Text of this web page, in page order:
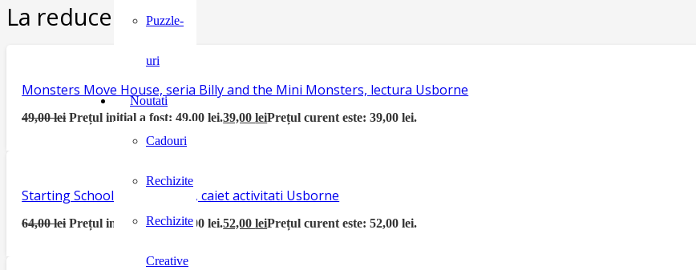
Puzzle-
uri
Noutati
Cadouri
Rechizite
Rechizite
Creative
La reducere:
Monsters Move House, seria Billy and the Mini Monsters, lectura Usborne
49,00lei Prețul inițial a fost: 49,00 lei.39,00leiPrețul curent este: 39,00 lei.
Starting School Activity Book, caiet activitati Usborne
64,00lei Prețul inițial a fost: 64,00 lei.52,00leiPrețul curent este: 52,00 lei.